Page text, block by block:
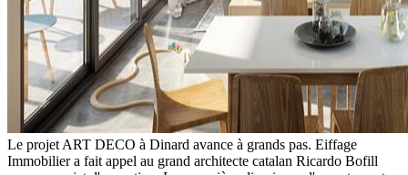
Le projet ART DECO à Dinard avance à grands pas. Eiffage
Immobilier a fait appel au grand architecte catalan Ricardo Bofill